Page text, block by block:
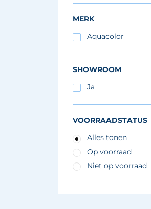
MERK
Aquacolor
SHOWROOM
Ja
VOORRAADSTATUS
Alles tonen
Op voorraad
Niet op voorraad